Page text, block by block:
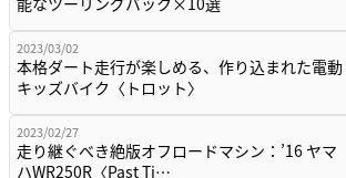
2023/03/02
本格ダート走行が楽しめる、作り込まれた電動
キッズバイク〈トロット〉
2023/02/27
走り継ぐべき絶版オフロードマシン：’16 ヤマ
ハWR250R〈Past Ti…